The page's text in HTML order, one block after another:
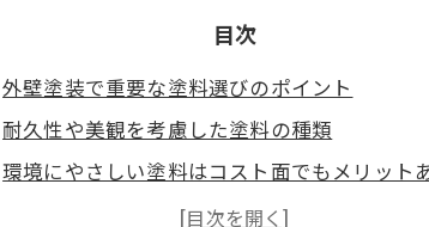
目次
外壁塗装で重要な塗料選びのポイント
耐久性や美観を考慮した塗料の種類
環境にやさしい塗料はコスト面でもメリット
専門家に相談しないと後悔する!?